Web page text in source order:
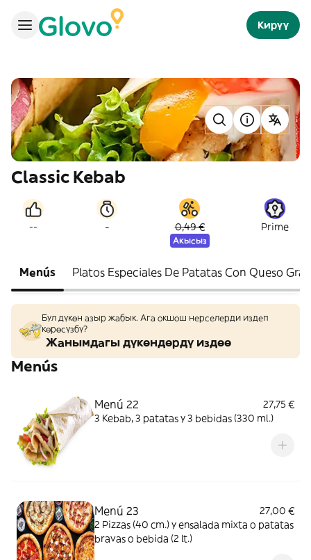
Кирүү
Classic Kebab
-- - 0,49 €
Акысыз
Prime
Menús Platos Especiales De Patatas Con Queso
Бул дүкөн азыр жабык. Ага окшош нерселерди издеп
көрөсүзбү?
Жанымдагы дүкөндөрдү издөө
Menús
Menú 22
27,75 €
3 Kebab, 3 patatas y 3 bebidas (330 ml.)
Menú 23
27,00 €
2 Pizzas (40 cm.) y ensalada mixta o patatas
bravas o bebida (2 lt.)